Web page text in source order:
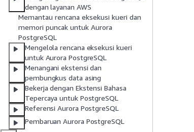
dengan layanan AWS
Memantau rencana eksekusi kueri dan
memori puncak untuk Aurora
PostgreSQL
Mengelola rencana eksekusi kueri
untuk Aurora PostgreSQL
Menangani ekstensi dan
pembungkus data asing
Bekerja dengan Ekstensi Bahasa
Tepercaya untuk PostgreSQL
Referensi Aurora PostgreSQL
Pembaruan Aurora PostgreSQL